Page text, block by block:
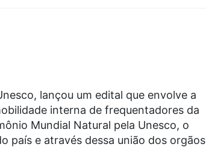
lançou um edital que envolve a
interna de frequentadores da
Mundial Natural pela Unesco, o
país e através dessa união dos orgãos